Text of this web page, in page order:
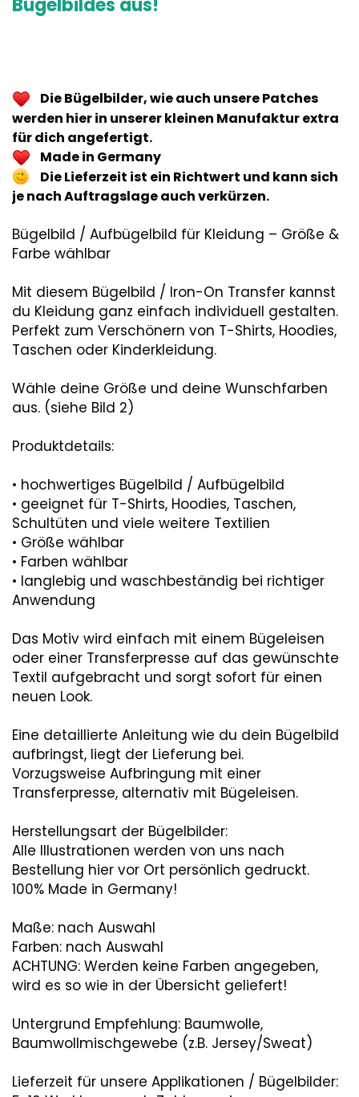
Bügelbildes aus!
Die Bügelbilder, wie auch unsere Patches
werden hier in unserer kleinen Manufaktur extra
für dich angefertigt.
Made in Germany
Die Lieferzeit ist ein Richtwert und kann sich
je nach Auftragslage auch verkürzen.
Bügelbild / Aufbügelbild für Kleidung – Größe &
Farbe wählbar
Mit diesem Bügelbild / Iron-On Transfer kannst
du Kleidung ganz einfach individuell gestalten.
Perfekt zum Verschönern von T-Shirts, Hoodies,
Taschen oder Kinderkleidung.
Wähle deine Größe und deine Wunschfarben
aus. (siehe Bild 2)
Produktdetails:
• hochwertiges Bügelbild / Aufbügelbild
• geeignet für T-Shirts, Hoodies, Taschen,
Schultüten und viele weitere Textilien
• Größe wählbar
• Farben wählbar
• langlebig und waschbeständig bei richtiger
Anwendung
Das Motiv wird einfach mit einem Bügeleisen
oder einer Transferpresse auf das gewünschte
Textil aufgebracht und sorgt sofort für einen
neuen Look.
Eine detaillierte Anleitung wie du dein Bügelbild
aufbringst, liegt der Lieferung bei.
Vorzugsweise Aufbringung mit einer
Transferpresse, alternativ mit Bügeleisen.
Herstellungsart der Bügelbilder:
Alle Illustrationen werden von uns nach
Bestellung hier vor Ort persönlich gedruckt.
100% Made in Germany!
Maße: nach Auswahl
Farben: nach Auswahl
ACHTUNG: Werden keine Farben angegeben,
wird es so wie in der Übersicht geliefert!
Untergrund Empfehlung: Baumwolle,
Baumwollmischgewebe (z.B. Jersey/Sweat)
Lieferzeit für unsere Applikationen / Bügelbilder: